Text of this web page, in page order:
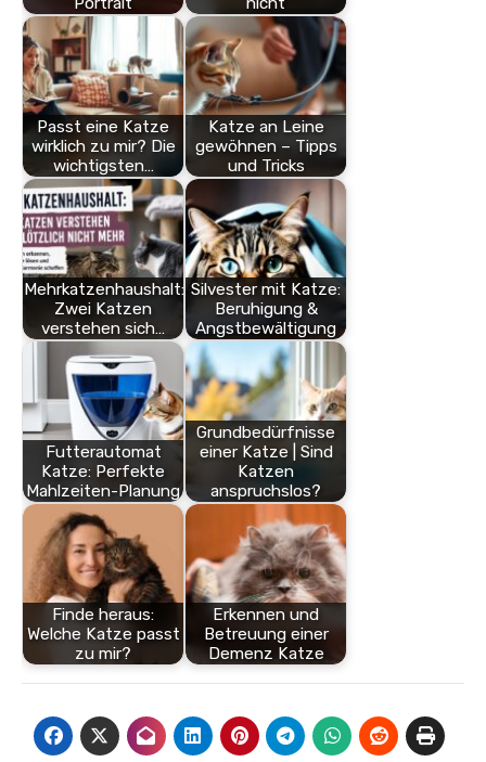
Passt eine Katze
wirklich zu mir? Die
wichtigsten…
Katze an Leine
gewöhnen – Tipps
und Tricks
Mehrkatzenhaushalt:
Zwei Katzen
verstehen sich…
Silvester mit Katze:
Beruhigung &
Angstbewältigung
Futterautomat
Katze: Perfekte
Mahlzeiten-Planung
Grundbedürfnisse
einer Katze | Sind
Katzen
anspruchslos?
Finde heraus:
Welche Katze passt
zu mir?
Erkennen und
Betreuung einer
Demenz Katze